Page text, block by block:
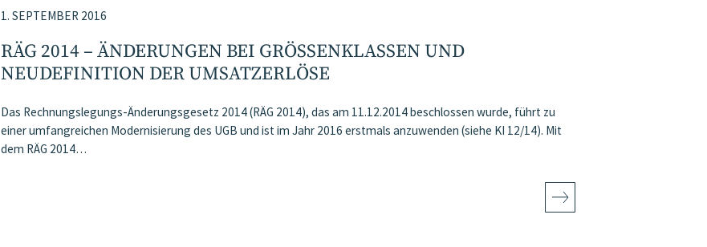
1. SEPTEMBER 2016
RÄG 2014 – ÄNDERUNGEN BEI GRÖSSENKLASSEN UND N
EUDEFINITION DER UMSATZERLÖSE
Das Rechnungslegungs-Änderungsgesetz 2014 (RÄG 2014), das am 11.12.2014 beschlossen wurde, führt zu
einer umfangreichen Modernisierung des UGB und ist im Jahr 2016 erstmals anzuwenden (siehe KI 12/14). Mit
dem RÄG 2014…